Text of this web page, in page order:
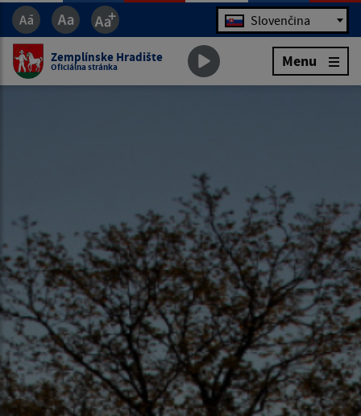
Jazyk Slovenčina
Zemplínske Hradište
Oficiálna stránka Menu